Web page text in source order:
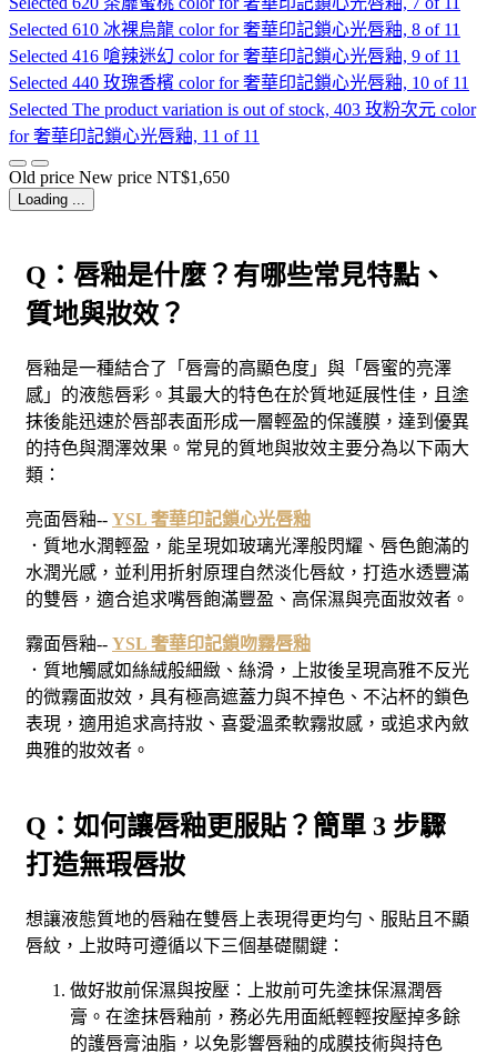
Selected 610 冰裸烏龍 color for 奢華印記鎖心光唇釉, 8 of 11
Selected 416 嗆辣迷幻 color for 奢華印記鎖心光唇釉, 9 of 11
Selected 440 玫瑰香檳 color for 奢華印記鎖心光唇釉, 10 of 11
Selected The product variation is out of stock, 403 玫粉次元 color
for 奢華印記鎖心光唇釉, 11 of 11
Old price New price NT$1,650
Loading ...
Q：唇釉是什麼？有哪些常見特點、
質地與妝效？
唇釉是一種結合了「唇膏的高顯色度」與「唇蜜的亮澤
感」的液態唇彩。其最大的特色在於質地延展性佳，且塗
抹後能迅速於唇部表面形成一層輕盈的保護膜，達到優異
的持色與潤澤效果。常見的質地與妝效主要分為以下兩大
類：
亮面唇釉-- YSL 奢華印記鎖心光唇釉
．質地水潤輕盈，能呈現如玻璃光澤般閃耀、唇色飽滿的
水潤光感，並利用折射原理自然淡化唇紋，打造水透豐滿
的雙唇，適合追求嘴唇飽滿豐盈、高保濕與亮面妝效者。
霧面唇釉-- YSL 奢華印記鎖吻霧唇釉
．質地觸感如絲絨般細緻、絲滑，上妝後呈現高雅不反光
的微霧面妝效，具有極高遮蓋力與不掉色、不沾杯的鎖色
表現，適用追求高持妝、喜愛溫柔軟霧妝感，或追求內斂
典雅的妝效者。
Q：如何讓唇釉更服貼？簡單 3 步驟
打造無瑕唇妝
想讓液態質地的唇釉在雙唇上表現得更均勻、服貼且不顯
唇紋，上妝時可遵循以下三個基礎關鍵：
做好妝前保濕與按壓：上妝前可先塗抹保濕潤唇
膏。在塗抹唇釉前，務必先用面紙輕輕按壓掉多餘
的護唇膏油脂，以免影響唇釉的成膜技術與持色